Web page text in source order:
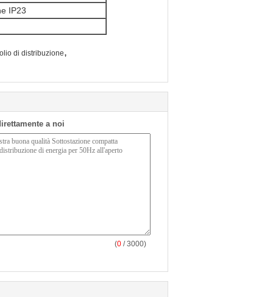
IP23
di distribuzione,
a noi
(0 / 3000)